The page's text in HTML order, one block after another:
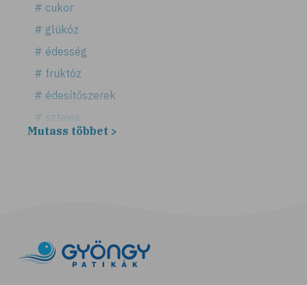
# cukor
# glükóz
# édesség
# fruktóz
# édesítőszerek
# sztevia
# fogadalom
# célkitűzés
# étkezési napló
Mutass többet >